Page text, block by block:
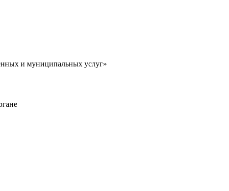
и муниципальных услуг»